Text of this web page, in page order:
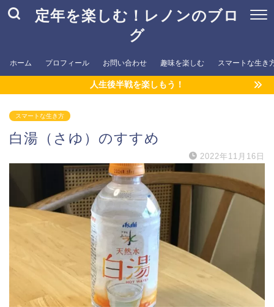
定年を楽しむ！レノンのブロ
グ
ホーム プロフィール お問い合わせ 趣味を楽しむ スマートな生き
人生後半戦を楽しもう！
スマートな生き方
白湯（さゆ）のすすめ
2022年11月16日